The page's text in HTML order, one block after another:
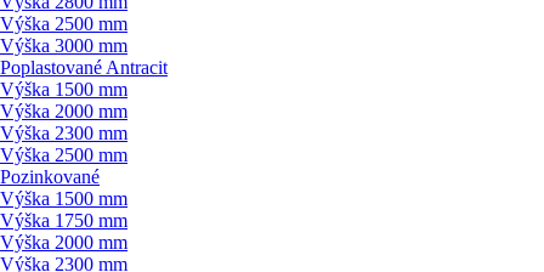
Výška 2500 mm
Výška 3000 mm
Poplastované Antracit
Výška 1500 mm
Výška 2000 mm
Výška 2300 mm
Výška 2500 mm
Pozinkované
Výška 1500 mm
Výška 1750 mm
Výška 2000 mm
Výška 2300 mm